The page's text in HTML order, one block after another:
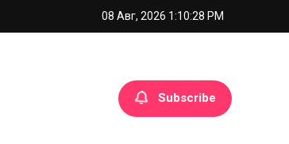
08 Авг, 2026 1:10:30 PM
Subscribe